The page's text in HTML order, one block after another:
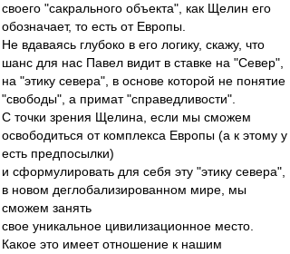
своего "сакрального объекта", как Щелин его
обозначает, то есть от Европы.
Не вдаваясь глубоко в его логику, скажу, что
шанс для нас Павел видит в ставке на "Север",
на "этику севера", в основе которой не понятие
"свободы", а примат "справедливости".
С точки зрения Щелина, если мы сможем
освободиться от комплекса Европы (а к этому у
есть предпосылки)
и сформулировать для себя эту "этику севера",
в новом деглобализированном мире, мы
сможем занять
свое уникальное цивилизационное место.
Какое это имеет отношение к нашим